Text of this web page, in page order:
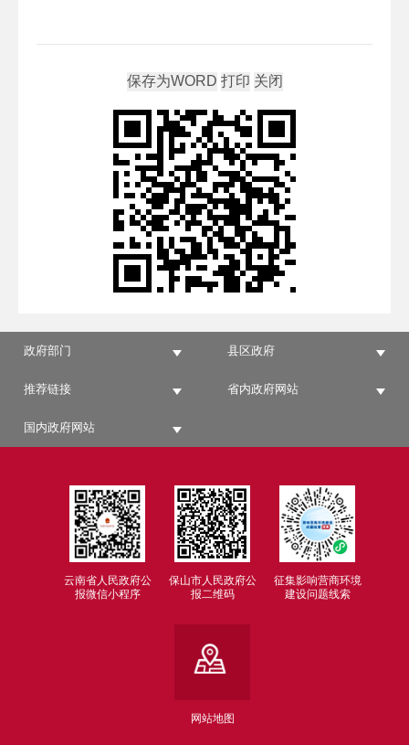
政府部门 县区政府
推荐链接 省内政府网站
国内政府网站
云南省人民政府公
报微信小程序
保山市人民政府公
报二维码
征集影响营商环境
建设问题线索
网站地图